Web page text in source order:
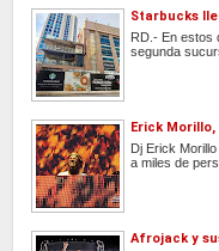
Starbucks
RD.- En estos
segunda
Erick
Dj Erick
a miles de
Afrojack y